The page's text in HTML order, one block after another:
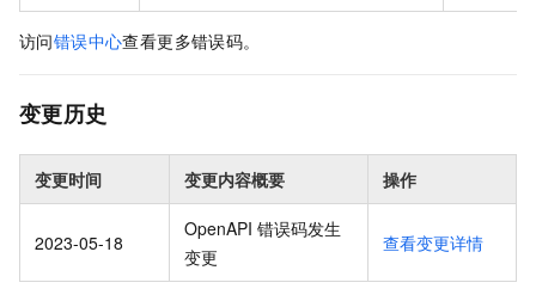
访问错误中心查看更多错误码。
变更历史
变更时间 变更内容概要 操作
2023-05-18
OpenAPI 错误码发生
变更
查看变更详情